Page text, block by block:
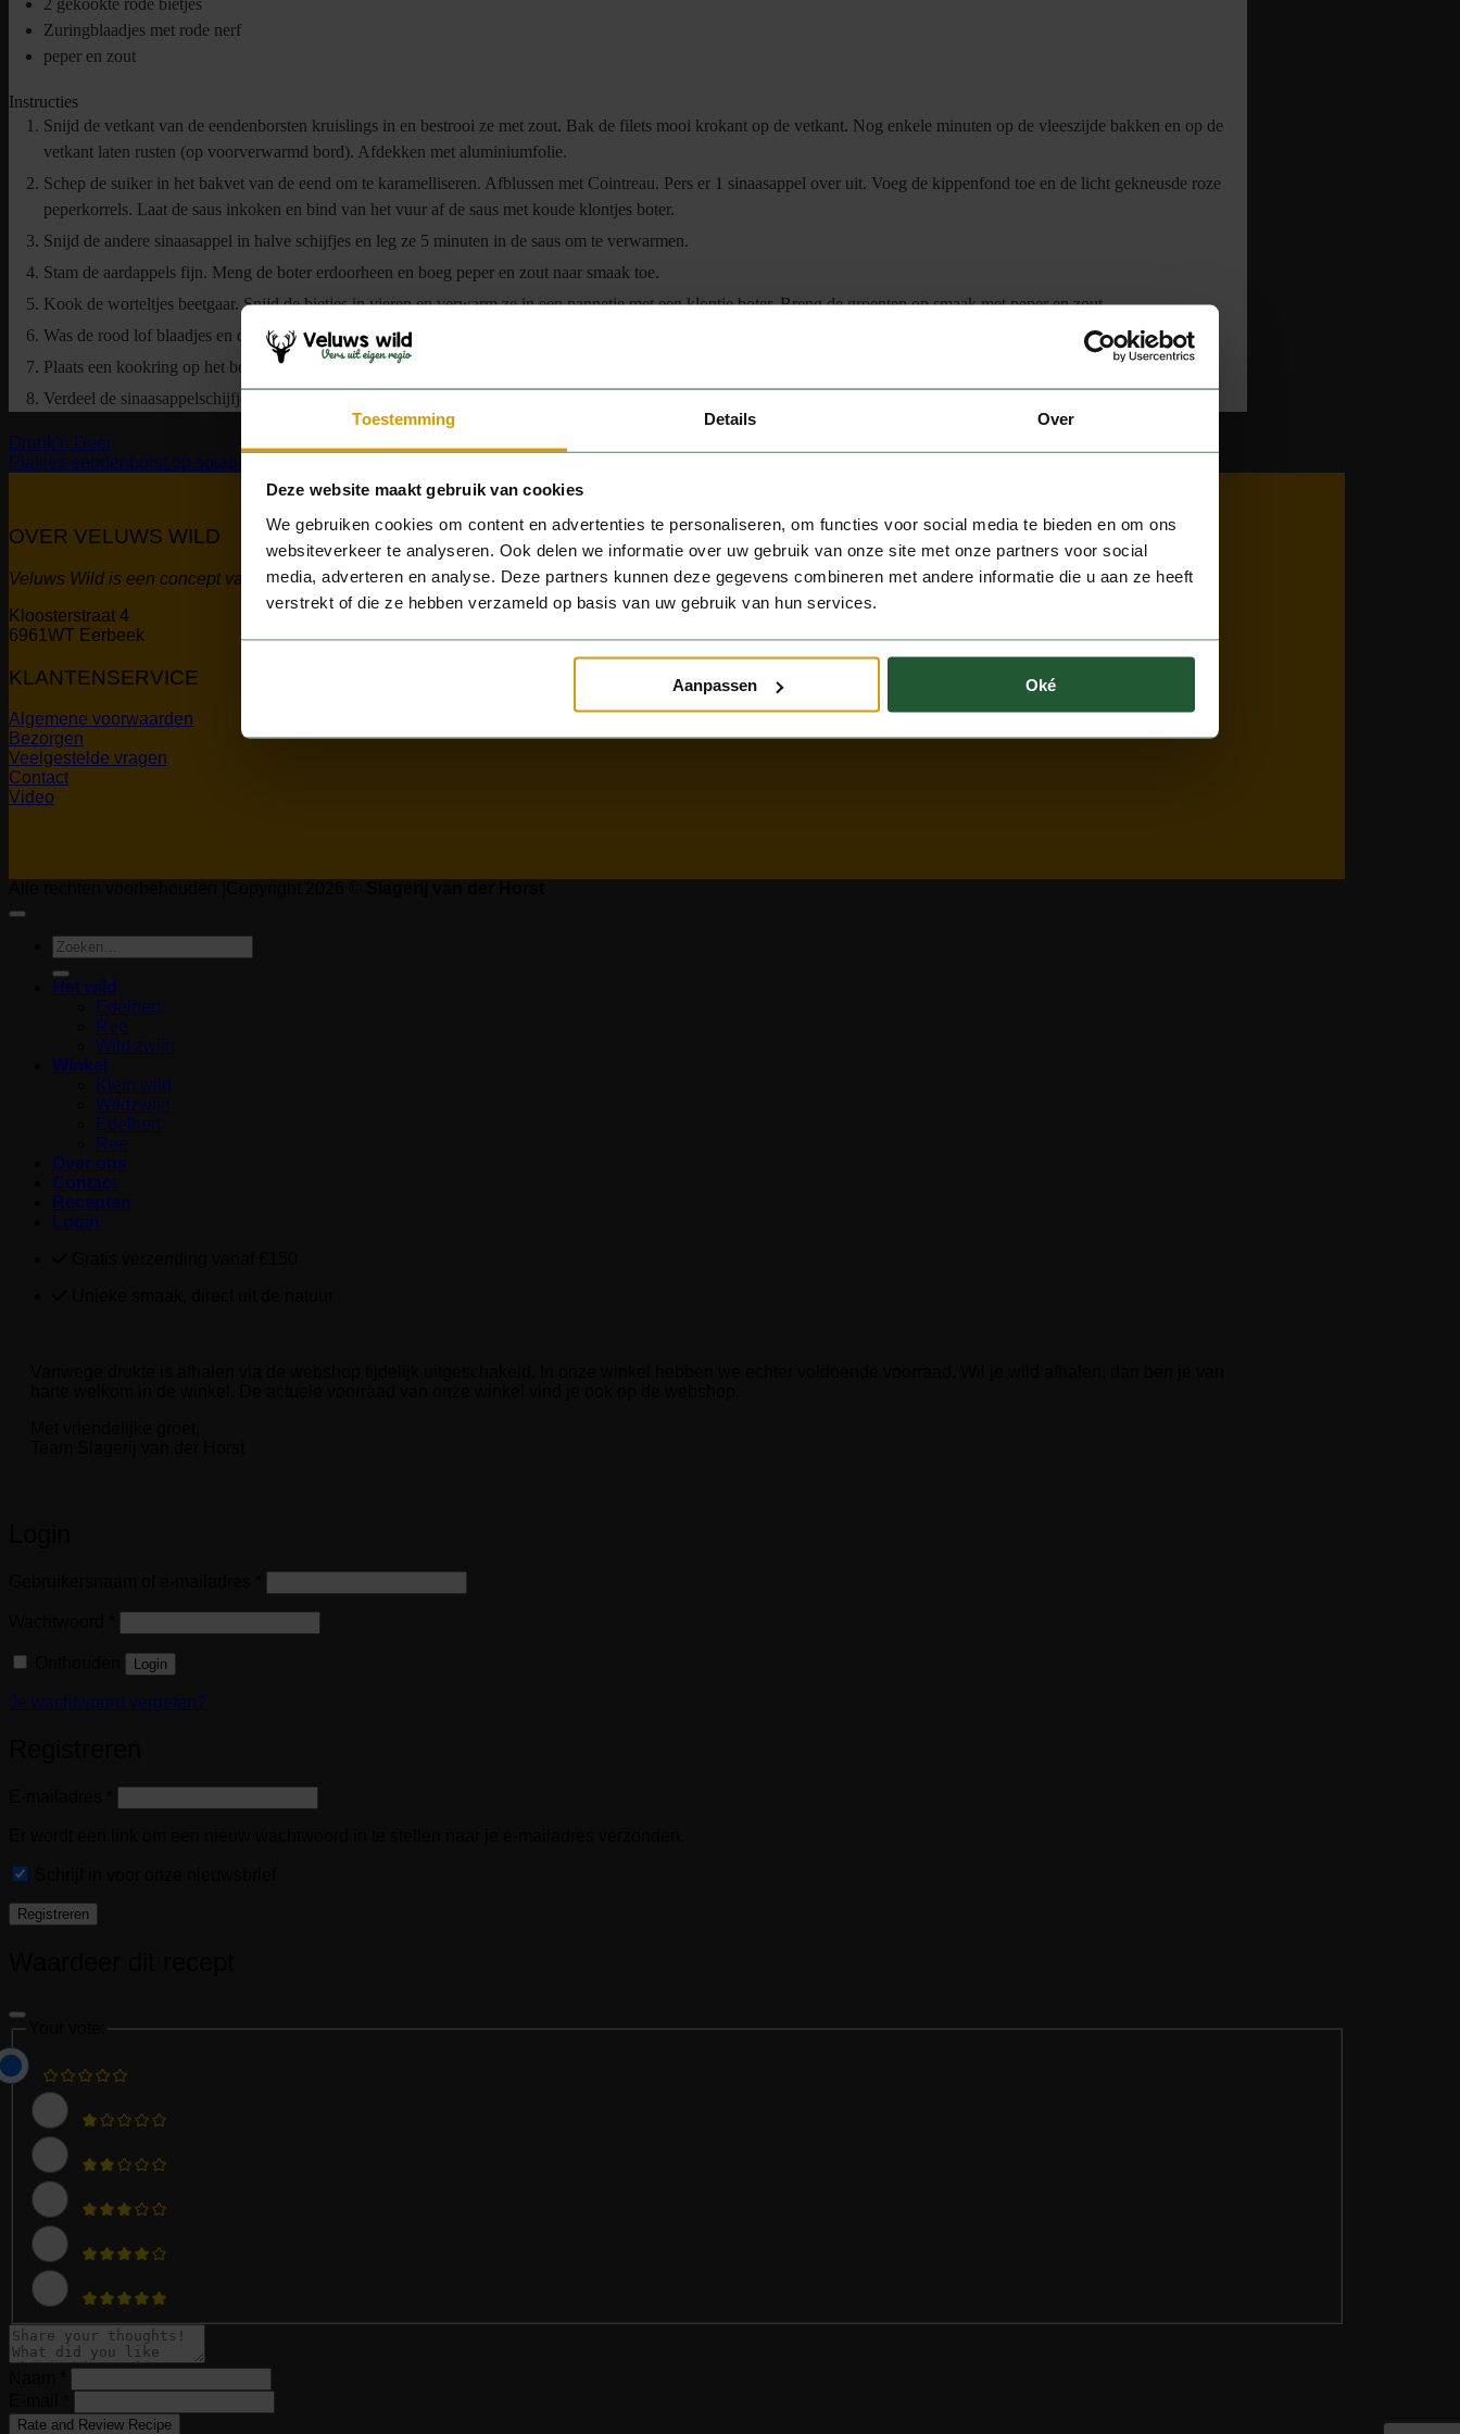
Toestemming Details Over
Deze website maakt gebruik van cookies
We gebruiken cookies om content en advertenties te personaliseren, om functies voor social media te bieden en om ons
websiteverkeer te analyseren. Ook delen we informatie over uw gebruik van onze site met onze partners voor social
media, adverteren en analyse. Deze partners kunnen deze gegevens combineren met andere informatie die u aan ze heeft
verstrekt of die ze hebben verzameld op basis van uw gebruik van hun services.
Aanpassen Oké
2 gekookte rode bietjes
Zuringblaadjes met rode nerf
peper en zout
Instructies
Snijd de vetkant van de eendenborsten kruislings in en bestrooi ze met zout. Bak de filets mooi krokant op de vetkant. Nog enkele minuten op de vleeszijde bakken en op de
vetkant laten rusten (op voorverwarmd bord). Afdekken met aluminiumfolie.
Schep de suiker in het bakvet van de eend om te karamelliseren. Afblussen met Cointreau. Pers er 1 sinaasappel over uit. Voeg de kippenfond toe en de licht gekneusde roze
peperkorrels. Laat de saus inkoken en bind van het vuur af de saus met koude klontjes boter.
Snijd de andere sinaasappel in halve schijfjes en leg ze 5 minuten in de saus om te verwarmen.
Stam de aardappels fijn. Meng de boter erdoorheen en boeg peper en zout naar smaak toe.
Kook de worteltjes beetgaar. Snijd de bietjes in vieren en verwarm ze in een pannetje met een klontje boter. Breng de groenten op smaak met peper en zout.
Was de rood lof blaadjes en dep ze droog.
Plaats een kookring op het bord en verdeel de zoete aardappelpuree. Verwijder de kookring en steek de groeten in de puree.
Verdeel de sinaasappelschijfjes over de borden, zodat er een mooi oranjerood groentetuintje ontstaat. Trancheer het vlees en voeg de peper-sinaasappelsaus toe.
Drunk’n Deer
Plakjes eendenborst op sojapannenkoekjes
OVER VELUWS WILD
Veluws Wild is een concept van Slagerij van der Horst te Eerbeek
Kloosterstraat 4
6961WT Eerbeek
KLANTENSERVICE
Algemene voorwaarden
Bezorgen
Veelgestelde vragen
Contact
Video
Zoeken
naar:
Het wild
Edelhert
Ree
Wild zwijn
Winkel
Klein wild
Wildzwijn
Edelhert
Ree
Over ons
Contact
Recepten
Login
Login
Je wachtwoord vergeten?
Registreren
Rate and Review Recipe